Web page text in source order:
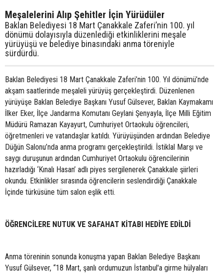
Meşalelerini Alıp Şehitler İçin Yürüdüler
Baklan Belediyesi 18 Mart Çanakkale Zaferi’nin 100. yıl
dönümü dolayısıyla düzenlediği etkinliklerini meşale
yürüyüşü ve belediye binasındaki anma töreniyle
sürdürdü.
Baklan Belediyesi 18 Mart Çanakkale Zaferi’nin 100. Yıl dönümü’nde
akşam saatlerinde meşaleli yürüyüş gerçekleştirdi. Düzenlenen
yürüyüşe Baklan Belediye Başkanı Yusuf Gülsever, Baklan Kaymakamı
İlker Eker, İlçe Jandarma Komutanı Geylani Şenyayla, İlçe Milli Eğitim
Müdürü Ramazan Kayayurt, Cumhuriyet Ortaokulu öğrencileri,
öğretmenleri ve vatandaşlar katıldı. Yürüyüşünden ardından Belediye
Düğün Salonu’nda anma programı gerçekleştirildi. İstiklal Marşı ve
saygı duruşunun ardından Cumhuriyet Ortaokulu öğrencilerinin
hazırladığı ‘Kınalı Hasan’ adlı piyes sergilenerek Çanakkale şiirleri
okundu. Etkinlikler sırasında öğrencilerin seslendirdiği Çanakkale
İçinde türküsüne tüm salon eşlik etti.
ÖĞRENCİLERE NUTUK VE SAFAHAT KİTABI HEDİYE EDİLDİ
Anma töreninin sonunda konuşma yapan Baklan Belediye Başkanı
Yusuf Gülsever, “18 Mart, şanlı ordumuzun İstanbul'a girme hülyaları